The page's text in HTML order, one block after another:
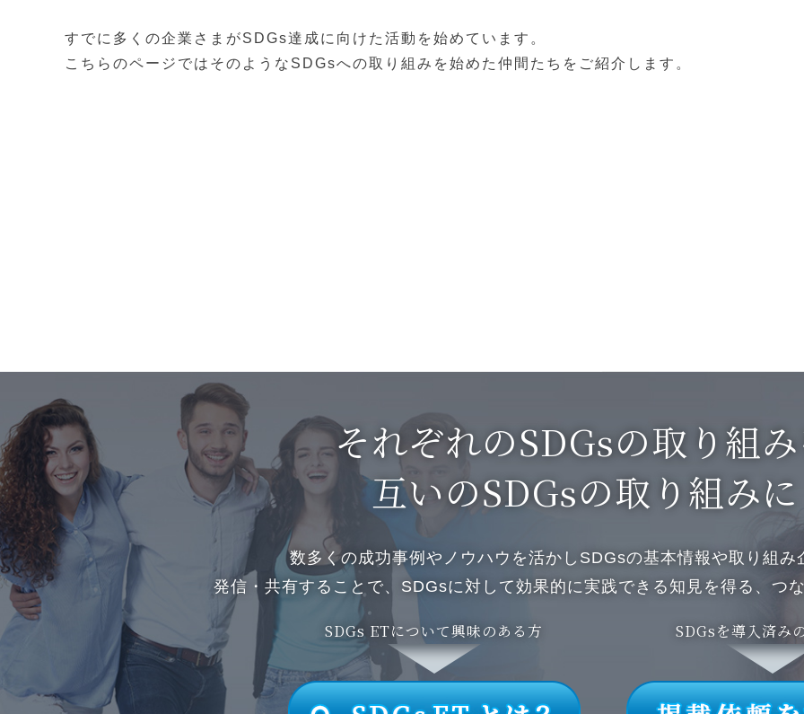
すでに多くの企業さまがSDGs達成に向けた活動を始めています。
こちらのページではそのようなSDGsへの取り組みを始めた仲間たちをご紹介します。
それぞれのSDGsの取り組
互いのSDGsの取り組み
数多くの成功事例やノウハウを活かし SDGsの基本情報や取り組み
発信・共有することで、SDGsに対して効果的に実践できる知見を得る、 つ
SDGs ETについて興味のある方 SDGsを導入済み